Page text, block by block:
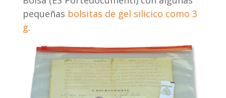
pequeñas bolsitas de gel silicico como 3
g.